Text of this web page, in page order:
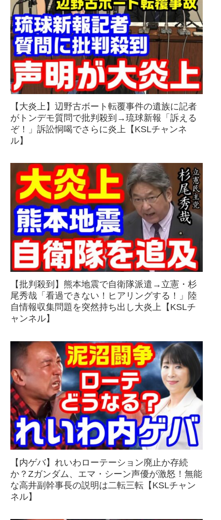
【大炎上】辺野古ボート転覆事件の遺族に記者
がトンデモ質問で批判殺到→琉球新報「訴える
ぞ！」訴訟恫喝でさらに炎上【KSLチャンネ
ル】
【批判殺到】熊本地震で自衛隊派遣→立憲・杉
尾秀哉「看過できない！ヒアリングする！」陸
自情報収集問題を突然持ち出し大炎上【KSLチ
ャンネル】
【内ゲバ】れいわローテーション廃止か存続
か？Zガンダム、エマ・シーン声優が激怒！無能
な高井副幹事長の説明は二転三転【KSLチャン
ネル】